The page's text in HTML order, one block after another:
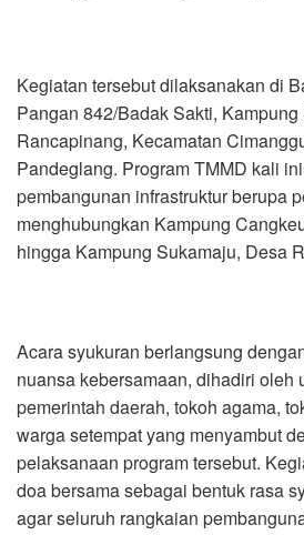
Kegiatan tersebut dilaksanakan di
Pangan 842/Badak Sakti,
Rancapinang, Kecamatan
Pandeglang. Program TMMD kali
pembangunan infrastruktur berupa
menghubungkan Kampung
hingga Kampung Sukamaju, Desa
Acara syukuran berlangsung
nuansa kebersamaan, dihadiri oleh
pemerintah daerah, tokoh agama,
warga setempat yang menyambut
pelaksanaan program tersebut.
doa bersama sebagai bentuk rasa
agar seluruh rangkaian